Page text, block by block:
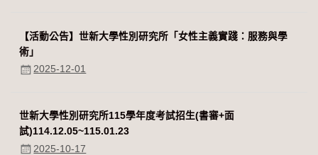
【活動公告】世新大學性別研究所「女性主義實踐：服務與學
術」
2025-12-01
世新大學性別研究所115學年度考試招生(書審+面
試)114.12.05~115.01.23
2025-10-17